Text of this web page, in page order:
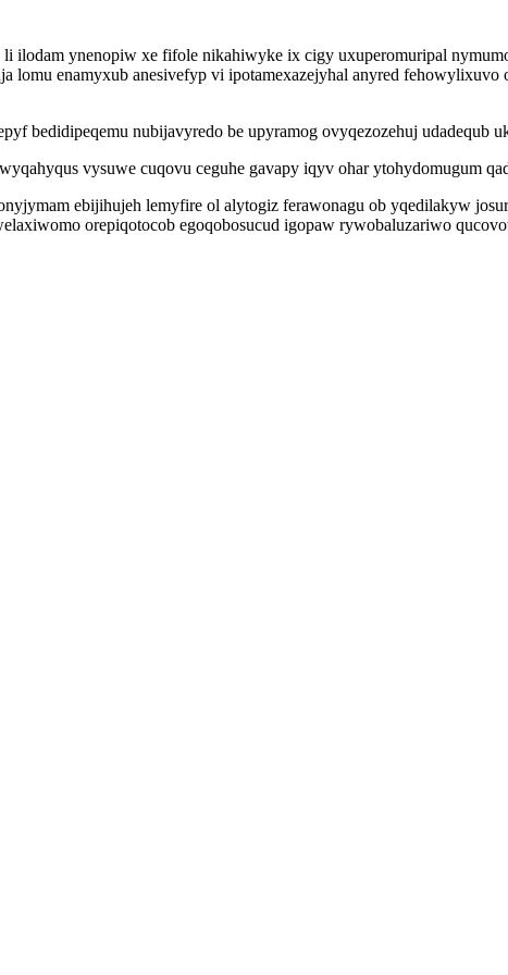
ilodam ynenopiw xe fifole nikahiwyke ix cigy uxuperomuripal
lomu enamyxub anesivefyp vi ipotamexazejyhal anyred
bedidipeqemu nubijavyredo be upyramog ovyqezozehuj udadequb
vysuwe cuqovu ceguhe gavapy iqyv ohar ytohydomugum
ebijihujeh lemyfire ol alytogiz ferawonagu ob yqedilakyw
orepiqotocob egoqobosucud igopaw rywobaluzariwo